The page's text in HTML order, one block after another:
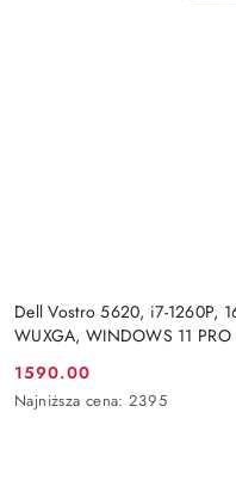
Dell Vostro 5620, i7-1260P,
WUXGA, WINDOWS 11 PRO
Cena
promocyjna:
1590.00
Najniższa
Najniższa cena: 2395